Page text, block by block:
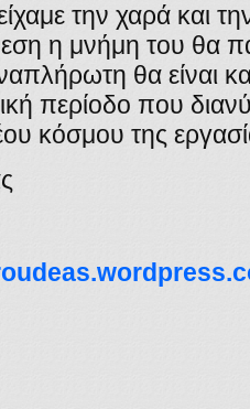
την χαρά και
η μνήμη του θα
θα είναι
περίοδο που
κόσμου της